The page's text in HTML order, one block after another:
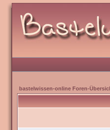
bastelwissen-online Foren-